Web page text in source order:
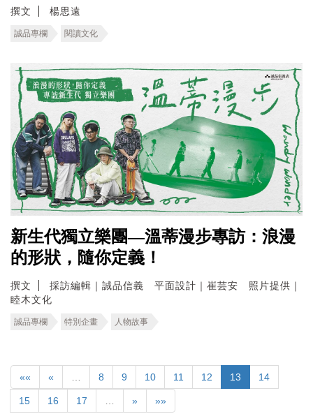
撰文 楊思遠
誠品專欄 閱讀文化
新生代獨立樂團—溫蒂漫步專訪：浪漫
的形狀，隨你定義！
撰文
採訪編輯｜誠品信義 平面設計｜崔芸安 照片提供｜
睦木文化
誠品專欄 特別企畫 人物故事
«« « 8 9 10 11 12 13 14
15 16 17 » »»